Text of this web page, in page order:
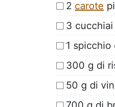
2 carote
3
1 spicchio
300 g di
50 g di